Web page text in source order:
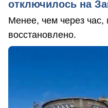
отключилось на
Менее, чем через
восстановлено.